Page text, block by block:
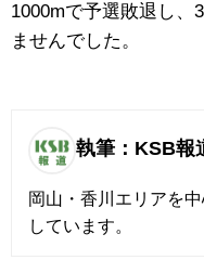
1000mで予選敗退し、
ませんでした。
執筆：KSB報
岡山・香川エリアを
しています。